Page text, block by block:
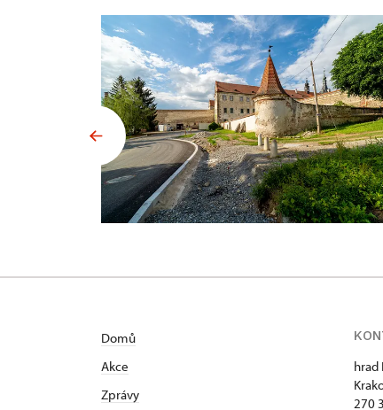
Domů
Akce
Zprávy
hrad
270